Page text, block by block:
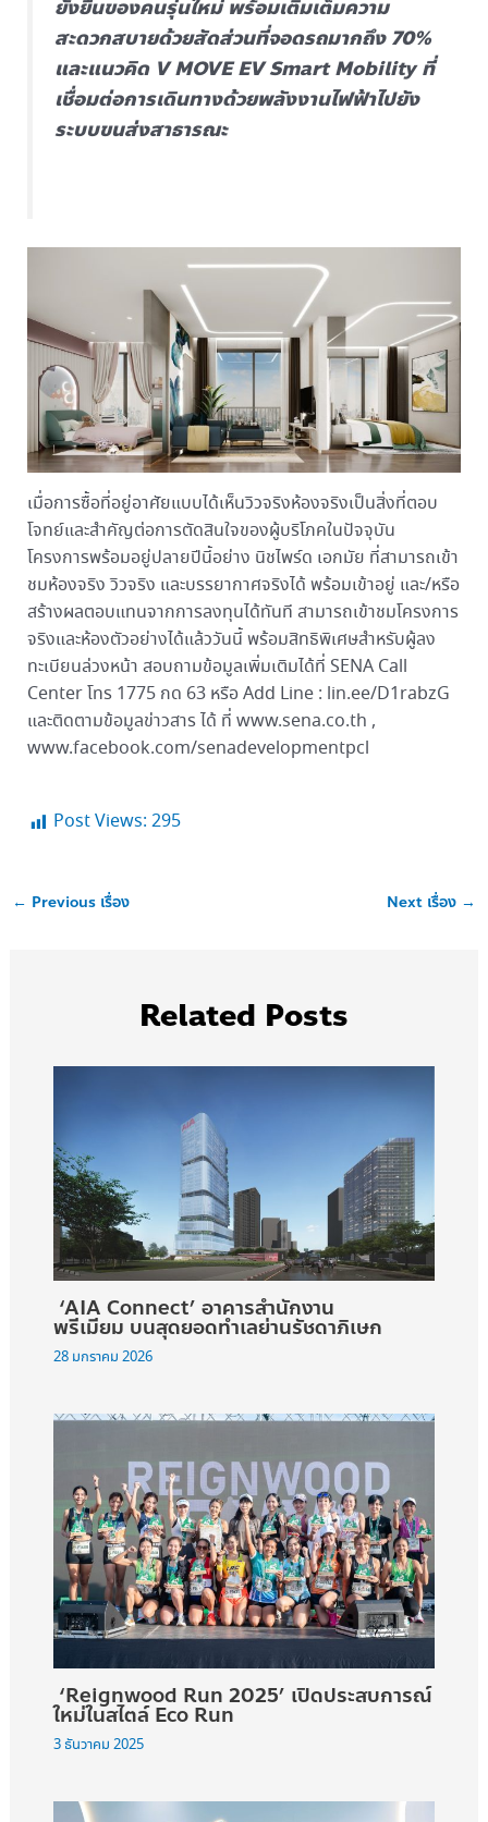
ยั่งยืนของคนรุ่นใหม่ พร้อมเติมเต็มความ
สะดวกสบายด้วยสัดส่วนที่จอดรถมากถึง 70%
และแนวคิด V MOVE EV Smart Mobility ที่
เชื่อมต่อการเดินทางด้วยพลังงานไฟฟ้าไปยัง
ระบบขนส่งสาธารณะ
เมื่อการซื้อที่อยู่อาศัยแบบได้เห็นวิวจริงห้องจริงเป็นสิ่งที่ตอบ
โจทย์และสำคัญต่อการตัดสินใจของผู้บริโภคในปัจจุบัน
โครงการพร้อมอยู่ปลายปีนี้อย่าง นิชไพร์ด เอกมัย ที่สามารถเข้า
ชมห้องจริง วิวจริง และบรรยากาศจริงได้ พร้อมเข้าอยู่ และ/หรือ
สร้างผลตอบแทนจากการลงทุนได้ทันที สามารถเข้าชมโครงการ
จริงและห้องตัวอย่างได้แล้ววันนี้ พร้อมสิทธิพิเศษสำหรับผู้ลง
ทะเบียนล่วงหน้า สอบถามข้อมูลเพิ่มเติมได้ที่ SENA Call
Center โทร 1775 กด 63 หรือ Add Line : lin.ee/D1rabzG
และติดตามข้อมูลข่าวสาร ได้ ที่ www.sena.co.th ,
www.facebook.com/senadevelopmentpcl
Post Views: 295
← Previous เรื่อง Next เรื่อง →
Related Posts
‘AIA Connect’ อาคารสำนักงาน
พรีเมียม บนสุดยอดทำเลย่านรัชดาภิเษก
28 มกราคม 2026
‘Reignwood Run 2025’ เปิดประสบการณ์
ใหม่ในสไตล์ Eco Run
3 ธันวาคม 2025